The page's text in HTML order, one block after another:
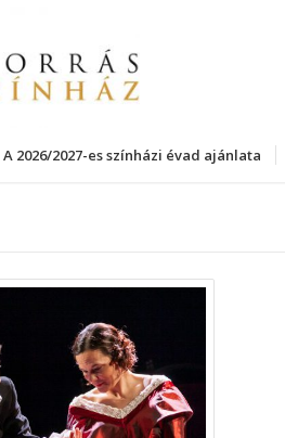
A 2026/2027-es színházi évad ajánlata